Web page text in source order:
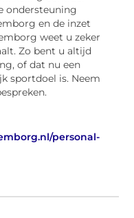
ondersteuning
en de inzet
weet u zeker
Zo bent u altijd
of dat nu een
sportdoel is. Neem
personal-